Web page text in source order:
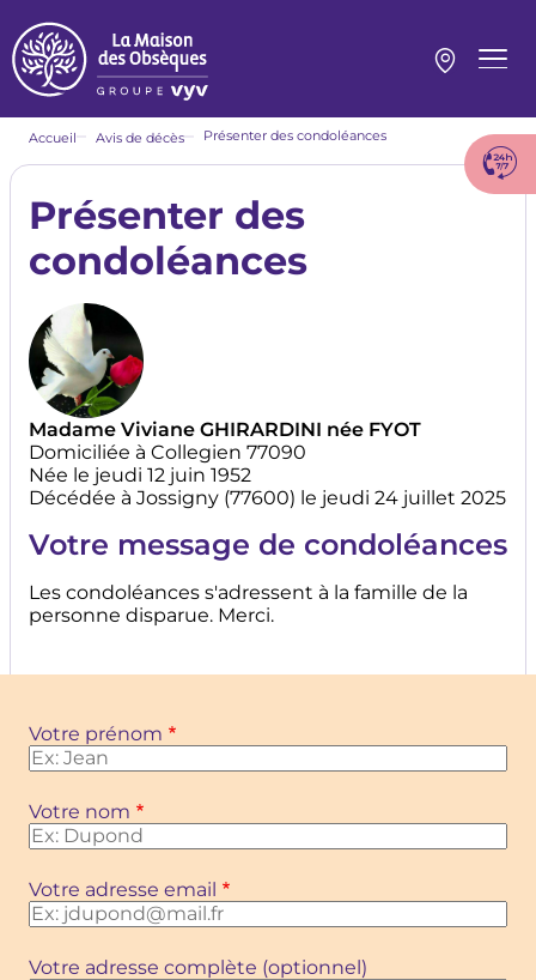
au
contenu
principal
Menu
Fil
Accueil Avis de décès Présenter des condoléances
Présenter des
condoléances
Madame Viviane GHIRARDINI née FYOT
Domiciliée à Collegien 77090
Née le jeudi 12 juin 1952
Décédée à Jossigny (77600) le jeudi 24 juillet 2025
Votre message de condoléances
Les condoléances s'adressent à la famille de la
personne disparue. Merci.
Votre prénom
Votre nom
Votre adresse email
Votre adresse complète (optionnel)